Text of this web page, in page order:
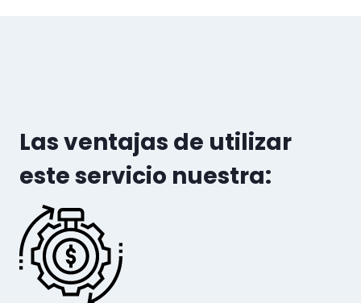
Las ventajas de utilizar
este servicio nuestra: